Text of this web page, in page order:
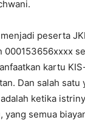
peserta
000153656xxxx
kartu
Dan salah satu
ketika
yang semua